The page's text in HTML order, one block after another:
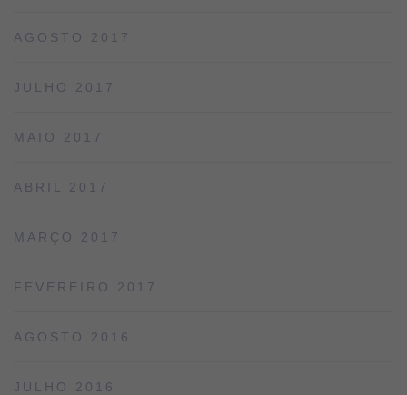
AGOSTO 2017
JULHO 2017
MAIO 2017
ABRIL 2017
MARÇO 2017
FEVEREIRO 2017
AGOSTO 2016
JULHO 2016